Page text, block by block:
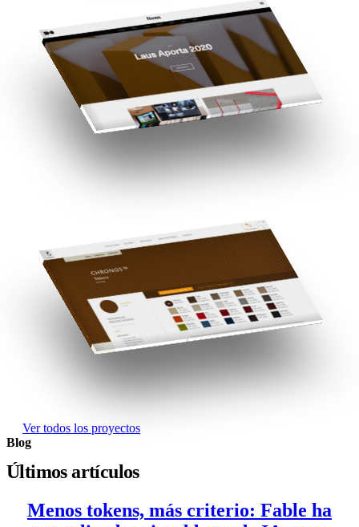
Ver todos los proyectos
Blog
Últimos artículos
Menos tokens, más criterio: Fable ha